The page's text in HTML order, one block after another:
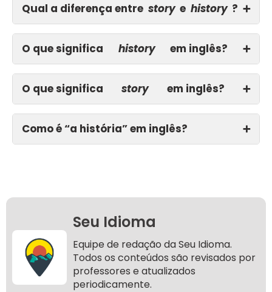
Qual a diferença entre story e history ? ➕
O que significa history em inglês? ➕
O que significa story em inglês? ➕
Como é “a história” em inglês? ➕
Seu Idioma
Equipe de redação da Seu Idioma.
Todos os conteúdos são revisados por
professores e atualizados
periodicamente.